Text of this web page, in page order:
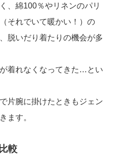
、綿100％やリネンのパリ
それでいて暖かい！）の
脱いだり着たりの機会が多
着れなくなってきた…とい
片腕に掛けたときもジェン
ます。
較